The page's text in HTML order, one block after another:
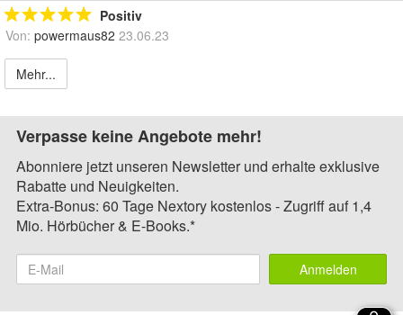
Positiv
Von: powermaus82 23.06.23
Mehr...
Verpasse keine Angebote mehr!
Abonniere jetzt unseren Newsletter und erhalte exklusive
Rabatte und Neuigkeiten.
Extra-Bonus: 60 Tage Nextory kostenlos - Zugriff auf 1,4
Mio. Hörbücher & E-Books.*
Anmelden